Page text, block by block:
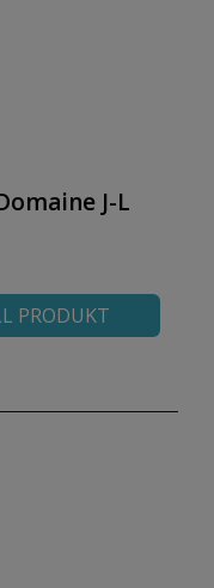
J-L
PRODUKT